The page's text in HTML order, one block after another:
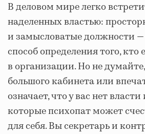
В деловом мире легко
наделенных властью:
и замысловатые должности
способ определения того, кто
в организации. Но не
большого кабинета или
означает, что у вас нет
которые психопат может
для себя. Вы секретарь и